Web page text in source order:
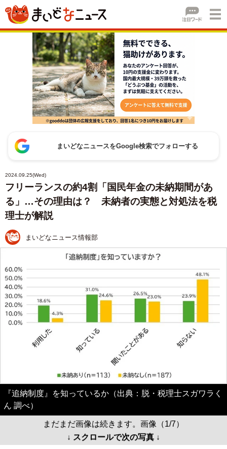
まいどなニュースをGoogle検索でフォローする
2024.09.25(Wed)
フリーランスの約4割「国民年金の未納期間があ
る」…その理由は？ 未納者の実態と対処法を税
理士が解説
まいどなニュース情報部
『追納制度』を知っているか（出典：脱・税理士スガワラく
ん 調べ）
まだまだ画像は続きます。画像（1/7）
↓ スクロールで次の写真 ↓